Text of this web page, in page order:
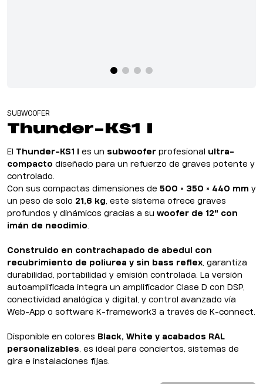
SUBWOOFER
Thunder-KS1 I
El Thunder-KS1 I es un subwoofer profesional ultra-
compacto diseñado para un refuerzo de graves potente y
controlado.
Con sus compactas dimensiones de 500 × 350 × 440 mm y
un peso de solo 21,6 kg, este sistema ofrece graves
profundos y dinámicos gracias a su woofer de 12" con
imán de neodimio.
Construido en contrachapado de abedul con
recubrimiento de poliurea y sin bass reflex, garantiza
durabilidad, portabilidad y emisión controlada. La versión
autoamplificada integra un amplificador Clase D con DSP,
conectividad analógica y digital, y control avanzado vía
Web-App o software K-framework3 a través de K-connect.
Disponible en colores Black, White y acabados RAL
personalizables, es ideal para conciertos, sistemas de
gira e instalaciones fijas.